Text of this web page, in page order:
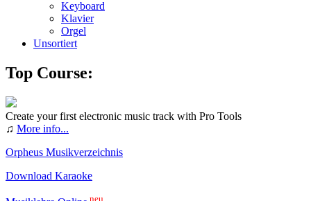
Keyboard
Klavier
Orgel
Unsortiert
Top Course:
Create your first electronic music track with Pro Tools
♫ More info...
Orpheus Musikverzeichnis
Download Karaoke
neu